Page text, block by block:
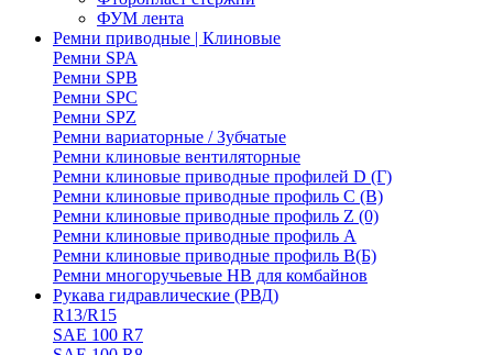
ФУМ лента
Ремни приводные | Клиновые
Ремни SPA
Ремни SPB
Ремни SPC
Ремни SPZ
Ремни вариаторные / Зубчатые
Ремни клиновые вентиляторные
Ремни клиновые приводные профилей D (Г)
Ремни клиновые приводные профиль C (В)
Ремни клиновые приводные профиль Z (0)
Ремни клиновые приводные профиль А
Ремни клиновые приводные профиль В(Б)
Ремни многоручьевые НВ для комбайнов
Рукава гидравлические (РВД)
R13/R15
SAE 100 R7